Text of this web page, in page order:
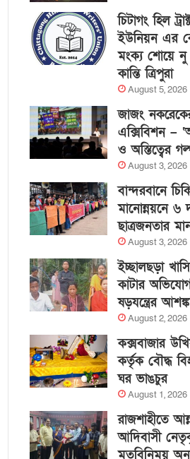
চিটাগং হিল
ইউনিয়ন এর
মংক্য শোয়ে
কান্তি ত্রিপুরা
August 5, 2026
জাজং
এক্সিবিশন –
ও অস্তিত্বের
August 3, 2026
বান্দরবানে
মানোন্নয়নে ৬
ছাত্রজনতার
August 3, 2026
ইচ্ছালছড়া
কাটার
ষড়যন্ত্রের
August 2, 2026
কক্সবাজার
কর্তৃক বৌদ্ধ
ঘর ভাঙচুর
August 1, 2026
রাজশাহীতে
আদিবাসী
মতবিনিময়